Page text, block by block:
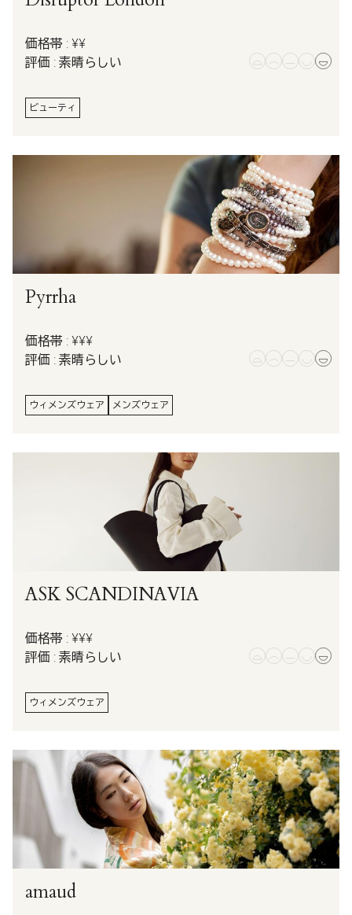
価格帯 : ¥¥
評価 : 素晴らしい
ビューティ
Pyrrha
価格帯 : ¥¥¥
評価 : 素晴らしい
ウィメンズウェア メンズウェア
ASK SCANDINAVIA
価格帯 : ¥¥¥
評価 : 素晴らしい
ウィメンズウェア
amaud